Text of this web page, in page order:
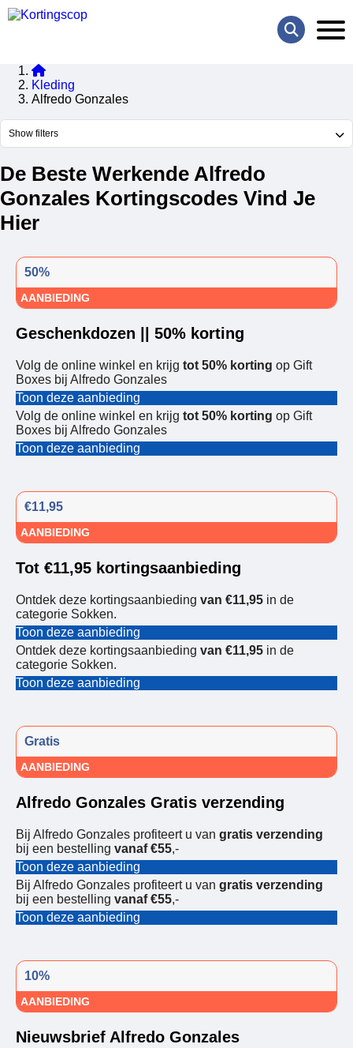
Kleding
Alfredo Gonzales
Show filters
De Beste Werkende Alfredo
Gonzales Kortingscodes Vind Je
Hier
50%
AANBIEDING
Geschenkdozen || 50% korting
Volg de online winkel en krijg tot 50% korting op Gift
Boxes bij Alfredo Gonzales
Toon deze aanbieding
Volg de online winkel en krijg tot 50% korting op Gift
Boxes bij Alfredo Gonzales
Toon deze aanbieding
€11,95
AANBIEDING
Tot €11,95 kortingsaanbieding
Ontdek deze kortingsaanbieding van €11,95 in de
categorie Sokken.
Toon deze aanbieding
Ontdek deze kortingsaanbieding van €11,95 in de
categorie Sokken.
Toon deze aanbieding
Gratis
AANBIEDING
Alfredo Gonzales Gratis verzending
Bij Alfredo Gonzales profiteert u van gratis verzending
bij een bestelling vanaf €55,-
Toon deze aanbieding
Bij Alfredo Gonzales profiteert u van gratis verzending
bij een bestelling vanaf €55,-
Toon deze aanbieding
10%
AANBIEDING
Nieuwsbrief Alfredo Gonzales